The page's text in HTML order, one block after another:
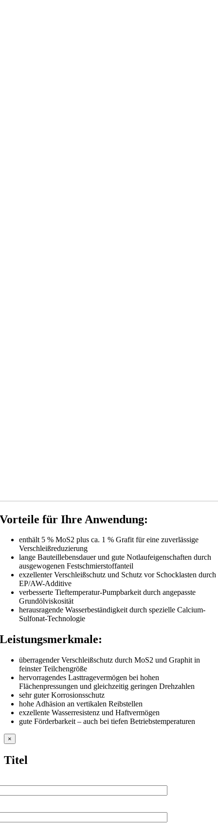
Vorteile für Ihre Anwendung:
enthält 5 % MoS2 plus ca. 1 % Grafit für eine zuverlässige
Verschleißreduzierung
lange Bauteillebensdauer und gute Notlaufeigenschaften durch
ausgewogenen Festschmierstoffanteil
exzellenter Verschleißschutz und Schutz vor Schocklasten durch
EP/AW-Additive
verbesserte Tieftemperatur-Pumpbarkeit durch angepasste
Grundölviskosität
herausragende Wasserbeständigkeit durch spezielle Calcium-
Sulfonat-Technologie
Leistungsmerkmale:
überragender Verschleißschutz durch MoS2 und Graphit in
feinster Teilchengröße
hervorragendes Lasttragevermögen bei hohen
Flächenpressungen und gleichzeitig geringen Drehzahlen
sehr guter Korrosionsschutz
hohe Adhäsion an vertikalen Reibstellen
exzellente Wasserresistenz und Haftvermögen
gute Förderbarkeit – auch bei tiefen Betriebstemperaturen
Close
product
view
×
Titel